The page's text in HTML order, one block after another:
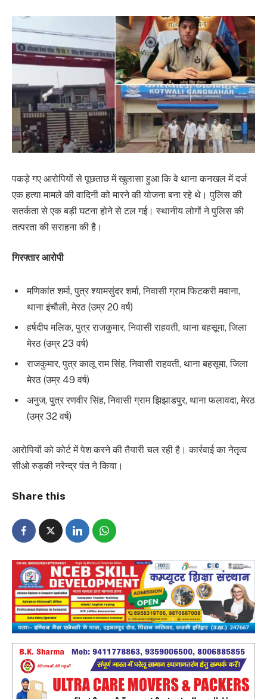
पकड़े गए आरोपियों से पूछताछ में खुलासा हुआ कि वे थाना कनखल में दर्ज
एक हत्या मामले की वादिनी को मारने की योजना बना रहे थे। पुलिस की
सतर्कता से एक बड़ी घटना होने से टल गई। स्थानीय लोगों ने पुलिस की
तत्परता की सराहना की है।
गिरफ्तार आरोपी
मणिकांत शर्मा, पुत्र श्यामसुंदर शर्मा, निवासी ग्राम फिटकरी मवाना,
थाना इंचौली, मेरठ (उम्र 20 वर्ष)
हर्षदीप मलिक, पुत्र राजकुमार, निवासी राहवती, थाना बहसूमा, जिला
मेरठ (उम्र 23 वर्ष)
राजकुमार, पुत्र कालू राम सिंह, निवासी राहवती, थाना बहसूमा, जिला
मेरठ (उम्र 49 वर्ष)
अनुज, पुत्र रणवीर सिंह, निवासी ग्राम झिझाडपुर, थाना फलावदा, मेरठ
(उम्र 32 वर्ष)
आरोपियों को कोर्ट में पेश करने की तैयारी चल रही है। कार्रवाई का नेतृत्व
सीओ रुड़की नरेन्द्र पंत ने किया।
Share this